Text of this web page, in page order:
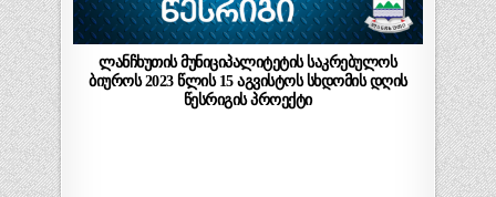
ლანჩხუთის მუნიციპალიტეტის საკრებულოს
ბიუროს 2023 წლის 15 აგვისტოს სხდომის დღის
წესრიგის პროექტი